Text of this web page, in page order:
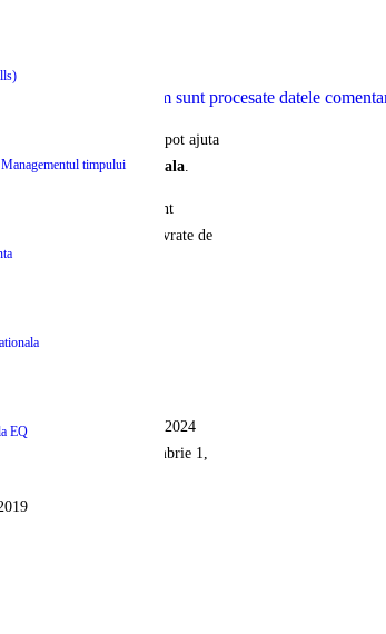
timpului
EQ
spamul. Află cum sunt procesate datele
unica de servicii care va pot ajuta
organizationala
operare
a activitatii sunt
recunoscuti si va sunt livrate de
logistică
decembrie 9, 2024
Modernă
septembrie 1,